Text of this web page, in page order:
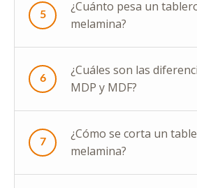
5
¿Cuánto pesa un
melamina?
6
¿Cuáles son las
MDP y MDF?
7
¿Cómo se corta un
melamina?